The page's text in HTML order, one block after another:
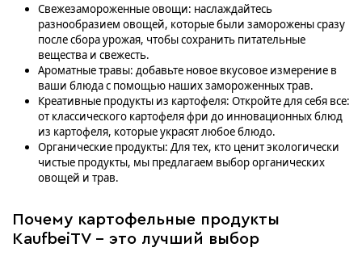
Свежезамороженные овощи: наслаждайтесь
разнообразием овощей, которые были заморожены сразу
после сбора урожая, чтобы сохранить питательные
вещества и свежесть.
Ароматные травы: добавьте новое вкусовое измерение в
ваши блюда с помощью наших замороженных трав.
Креативные продукты из картофеля: Откройте для себя все:
от классического картофеля фри до инновационных блюд
из картофеля, которые украсят любое блюдо.
Органические продукты: Для тех, кто ценит экологически
чистые продукты, мы предлагаем выбор органических
овощей и трав.
Почему картофельные продукты
KaufbeiTV - это лучший выбор